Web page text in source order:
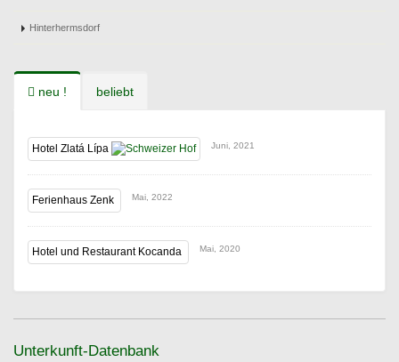
Hinterhermsdorf
neu ! beliebt
Hotel Zlatá Lípa Juni, 2021
Ferienhaus Zenk Mai, 2022
Hotel und Restaurant Kocanda Mai, 2020
Unterkunft-Datenbank